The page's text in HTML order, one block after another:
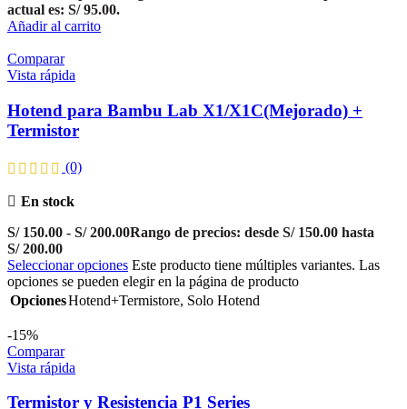
actual es: S/ 95.00.
Añadir al carrito
Comparar
Vista rápida
Hotend para Bambu Lab X1/X1C(Mejorado) +
Termistor
(0)
En stock
S/150.00 - S/200.00Rango de precios: desde S/ 150.00 hasta
S/ 200.00
Seleccionar opciones Este producto tiene múltiples variantes. Las
opciones se pueden elegir en la página de producto
OpcionesHotend+Termistore, Solo Hotend
-15%
Comparar
Vista rápida
Termistor y Resistencia P1 Series